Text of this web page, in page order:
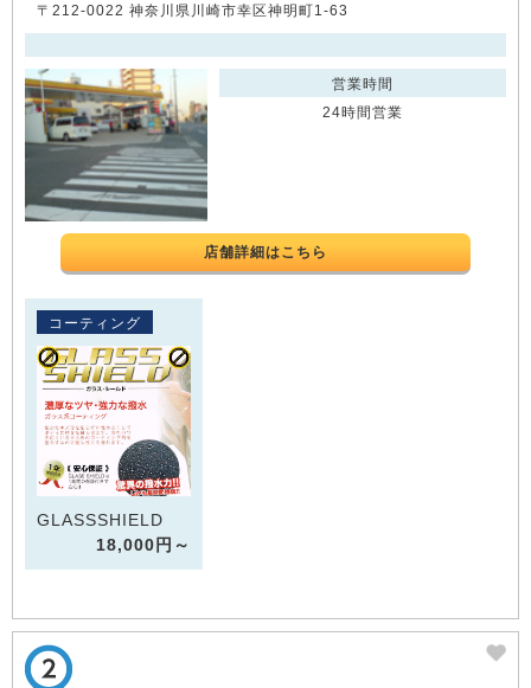
〒212-0022 神奈川県川崎市幸区神明町1-63
営業時間
24時間営業
店舗詳細はこちら
コーティング
GLASSSHIELD
18,000円～